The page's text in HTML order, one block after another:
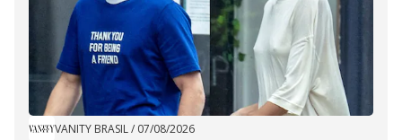
VANITY BRASIL/ 07/08/2026